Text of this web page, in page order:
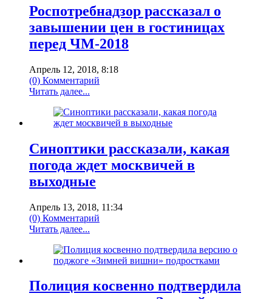
Роспотребнадзор рассказал о
завышении цен в гостиницах
перед ЧМ-2018
Апрель 12, 2018, 8:18
(0) Комментарий
Читать далее...
Синоптики рассказали, какая
погода ждет москвичей в
выходные
Апрель 13, 2018, 11:34
(0) Комментарий
Читать далее...
Полиция косвенно подтвердила